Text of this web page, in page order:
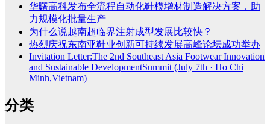
华曙高科发布全流程自动化鞋模增材制造解决方案，助
力规模化批量生产
为什么说越南超临界注射成型发展比较快？
热烈庆祝东南亚鞋业创新可持续发展高峰论坛成功举办
Invitation Letter:The 2nd Southeast Asia Footwear Innovation
and Sustainable DevelopmentSummit (July 7th · Ho Chi
Minh,Vietnam)
分类